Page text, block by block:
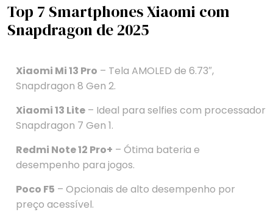
Top 7 Smartphones Xiaomi com
Snapdragon de 2025
Xiaomi Mi 13 Pro – Tela AMOLED de 6.73″,
Snapdragon 8 Gen 2.
Xiaomi 13 Lite – Ideal para selfies com processador
Snapdragon 7 Gen 1.
Redmi Note 12 Pro+ – Ótima bateria e
desempenho para jogos.
Poco F5 – Opcionais de alto desempenho por
preço acessível.